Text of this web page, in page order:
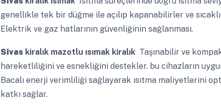
genellikle tek bir düğme ile açılıp kapanabilirler ve
Elektrik ve gaz hatlarının güvenliğinin sağlanması.
Sivaskiralık mazotlu ısımak kiralıkTaşınabilir ve
hareketliliğini ve esnekliğini destekler. bu cihazların
Bacalı enerji verimliliği sağlayarak ısıtma maliyetlerini
katkı sağlar.